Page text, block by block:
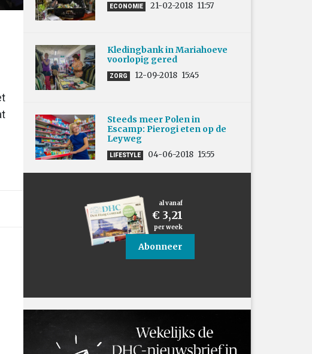
ECONOMIE 21-02-2018 11:57
Kledingbank in Mariahoeve
voorlopig gered
ZORG 12-09-2018 15:45
Steeds meer Polen in
Escamp: Pierogi eten op de
Leyweg
LIFESTYLE 04-06-2018 15:55
al vanaf
€ 3,21
per week
Abonneer